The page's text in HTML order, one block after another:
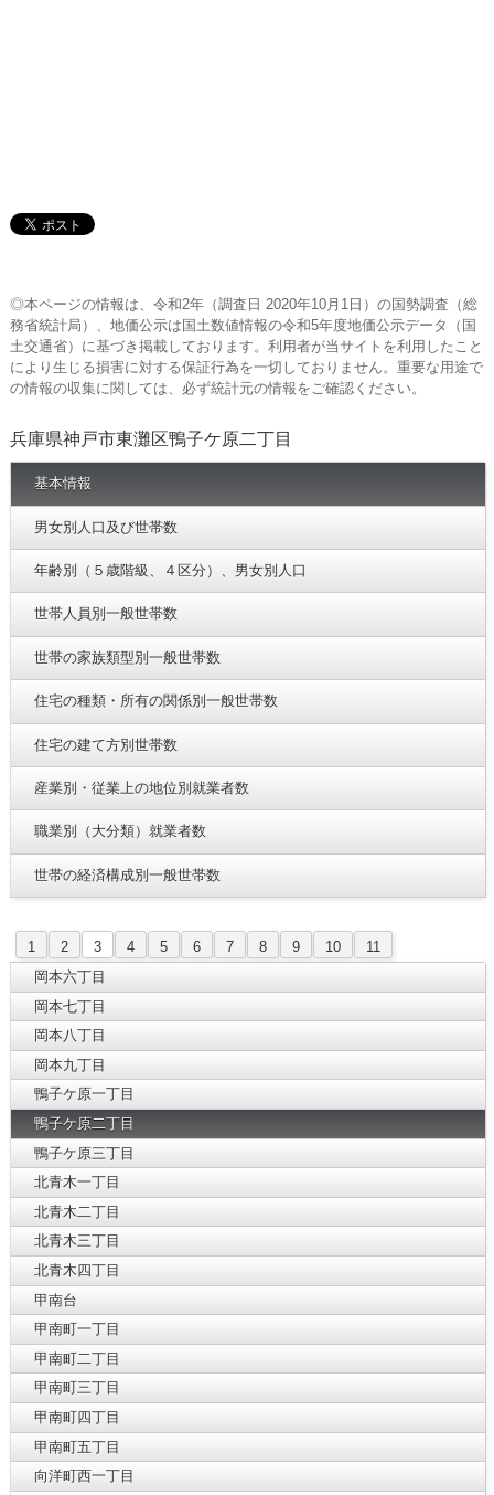
◎本ページの情報は、令和2年（調査日 2020年10月1日）の国勢調査（総
務省統計局）、地価公示は国土数値情報の令和5年度地価公示データ（国
土交通省）に基づき掲載しております。利用者が当サイトを利用したこと
により生じる損害に対する保証行為を一切しておりません。重要な用途で
の情報の収集に関しては、必ず統計元の情報をご確認ください。
兵庫県神戸市東灘区鴨子ケ原二丁目
基本情報
男女別人口及び世帯数
年齢別（５歳階級、４区分）、男女別人口
世帯人員別一般世帯数
世帯の家族類型別一般世帯数
住宅の種類・所有の関係別一般世帯数
住宅の建て方別世帯数
産業別・従業上の地位別就業者数
職業別（大分類）就業者数
世帯の経済構成別一般世帯数
1 2 3 4 5 6 7 8 9 10
11
岡本六丁目
岡本七丁目
岡本八丁目
岡本九丁目
鴨子ケ原一丁目
鴨子ケ原二丁目
鴨子ケ原三丁目
北青木一丁目
北青木二丁目
北青木三丁目
北青木四丁目
甲南台
甲南町一丁目
甲南町二丁目
甲南町三丁目
甲南町四丁目
甲南町五丁目
向洋町西一丁目